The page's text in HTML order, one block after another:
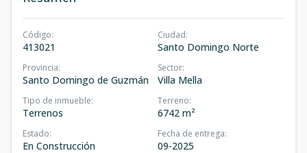
Código:
413021
Ciudad:
Santo Domingo Norte
Provincia:
Santo Domingo de Guzmán
Sector:
Villa Mella
Tipo de inmueble:
Terrenos
Terreno:
6742 m²
Estado:
En Construcción
Fecha de entrega:
09-2025